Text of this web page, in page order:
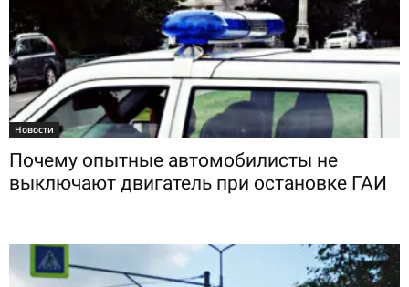
Новости
Почему опытные автомобилисты не
выключают двигатель при остановке ГАИ